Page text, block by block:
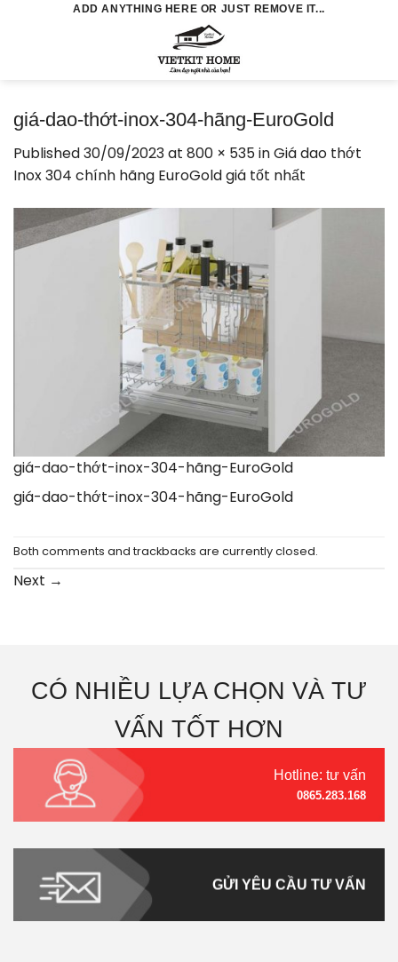
ADD ANYTHING HERE OR JUST REMOVE IT...
giá-dao-thớt-inox-304-hãng-EuroGold
Published30/09/2023at 800 × 535inGiá dao thớt
Inox 304 chính hãng EuroGold giá tốt nhất
giá-dao-thớt-inox-304-hãng-EuroGold
giá-dao-thớt-inox-304-hãng-EuroGold
Both comments and trackbacks are currently closed.
Next →
CÓ NHIỀU LỰA CHỌN VÀ TƯ
VẤN TỐT HƠN
Hotline: tư vấn
0865.283.168
GỬI YÊU CẦU TƯ VẤN